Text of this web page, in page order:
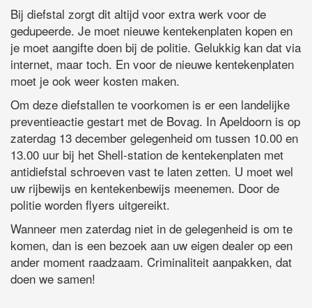
Bij diefstal zorgt dit altijd voor extra werk voor de
gedupeerde. Je moet nieuwe kentekenplaten kopen en
je moet aangifte doen bij de politie. Gelukkig kan dat via
internet, maar toch. En voor de nieuwe kentekenplaten
moet je ook weer kosten maken.
Om deze diefstallen te voorkomen is er een landelijke
preventieactie gestart met de Bovag. In Apeldoorn is op
zaterdag 13 december gelegenheid om tussen 10.00 en
13.00 uur bij het Shell-station de kentekenplaten met
antidiefstal schroeven vast te laten zetten. U moet wel
uw rijbewijs en kentekenbewijs meenemen. Door de
politie worden flyers uitgereikt.
Wanneer men zaterdag niet in de gelegenheid is om te
komen, dan is een bezoek aan uw eigen dealer op een
ander moment raadzaam. Criminaliteit aanpakken, dat
doen we samen!